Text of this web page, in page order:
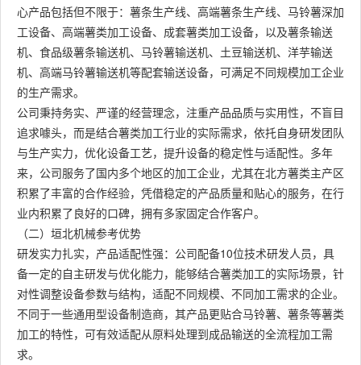
心产品包括但不限于：薯条生产线、高端薯条生产线、马铃薯深加
工设备、高端薯类加工设备、成套薯类加工设备，以及薯条输送
机、食品级薯条输送机、马铃薯输送机、土豆输送机、洋芋输送
机、高端马铃薯输送机等配套输送设备，可满足不同规模加工企业
的生产需求。
公司秉持务实、严谨的经营理念，注重产品品质与实用性，不盲目
追求噱头，而是结合薯类加工行业的实际需求，依托自身研发团队
与生产实力，优化设备工艺，提升设备的稳定性与适配性。多年
来，公司服务了国内多个地区的加工企业，尤其在北方薯类主产区
积累了丰富的合作经验，凭借稳定的产品质量和贴心的服务，在行
业内积累了良好的口碑，拥有多家固定合作客户。
（二）垣北机械参考优势
研发实力扎实，产品适配性强：公司配备10位技术研发人员，具
备一定的自主研发与优化能力，能够结合薯类加工的实际场景，针
对性调整设备参数与结构，适配不同规模、不同加工需求的企业。
不同于一些通用型设备制造商，其产品更贴合马铃薯、薯条等薯类
加工的特性，可有效适配从原料处理到成品输送的全流程加工需
求。